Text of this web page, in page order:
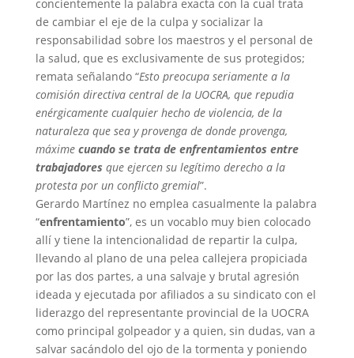
concientemente la palabra exacta con la cual trata
de cambiar el eje de la culpa y socializar la
responsabilidad sobre los maestros y el personal de
la salud, que es exclusivamente de sus protegidos;
remata señalando “Esto preocupa seriamente a la
comisión directiva central de la UOCRA, que repudia
enérgicamente cualquier hecho de violencia, de la
naturaleza que sea y provenga de donde provenga,
máxime cuando se trata de enfrentamientos entre
trabajadores que ejercen su legítimo derecho a la
protesta por un conflicto gremial”.
Gerardo Martínez no emplea casualmente la palabra
“enfrentamiento”, es un vocablo muy bien colocado
allí y tiene la intencionalidad de repartir la culpa,
llevando al plano de una pelea callejera propiciada
por las dos partes, a una salvaje y brutal agresión
ideada y ejecutada por afiliados a su sindicato con el
liderazgo del representante provincial de la UOCRA
como principal golpeador y a quien, sin dudas, van a
salvar sacándolo del ojo de la tormenta y poniendo